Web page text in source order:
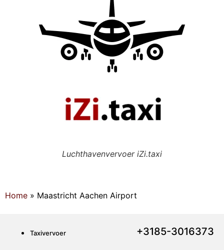
Luchthavenvervoer iZi.taxi
Home » Maastricht Aachen Airport
Taxivervoer +3185-3016373